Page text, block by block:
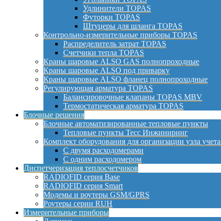
Удлинители TOPAS
Футорки TOPAS
Штуцеры для шланга TOPAS
Контрольно-измерительные приборы TOPAS
Распределитель затрат TOPAS
Счетчики тепла TOPAS
Краны шаровые ALSO GAS полнопроходные
Краны шаровые ALSO под приварку
Краны шаровые ALSO фланец полнопроходные
Регулирующая арматура TOPAS
Балансировочные клапаны TOPAS MBV
Термостатическая арматура TOPAS
Блочные решения
Блочные автоматизированные тепловые пункты
Тепловые пункты Тесс Инжиниринг
Комплект оборудования для организации узла
С двумя расходомерами
С одним расходомером
Диспетчеризация теплосчетчиков
RADIOFID серия Base
RADIOFID серия Smart
Модемы и роутеры GSM/GPRS
Роутеры серии RUH
Измерительные приборы